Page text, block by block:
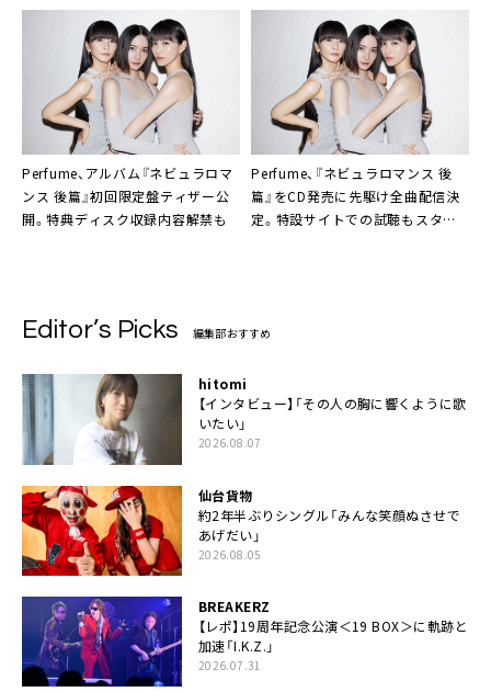
Perfume、アルバム『ネビュラロマ
ンス 後篇』初回限定盤ティザー公
開。特典ディスク収録内容解禁も
Perfume、『ネビュラロマンス 後
篇』をCD発売に先駆け全曲配信決
定。特設サイトでの試聴もスター
Editor’s Picks 編集部おすすめ
hitomi
【インタビュー】「その人の胸に響くように歌
いたい」
2026.08.07
仙台貨物
約2年半ぶりシングル「みんな笑顔ぬさせで
あげだい」
2026.08.05
BREAKERZ
【レポ】19周年記念公演＜19 BOX＞に軌跡と
加速「I.K.Z.」
2026.07.31